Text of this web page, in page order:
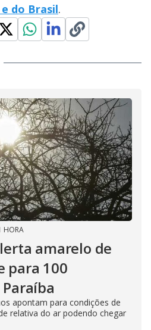
do Brasil.
HORA
amarelo de
para 100
apontam para condições de
relativa do ar podendo chegar